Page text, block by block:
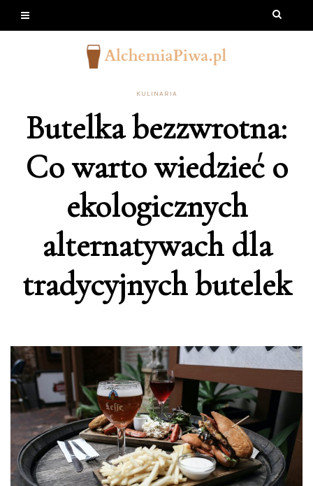
KULINARIA
Butelka bezzwrotna:
Co warto wiedzieć o
ekologicznych
alternatywach dla
tradycyjnych butelek